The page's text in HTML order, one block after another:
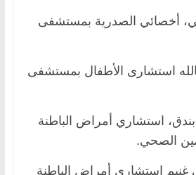
أخصائي الصدرية بمستشفى
استشارى الأطفال بمستشفى
بندق، استشاري أمراض الباطنة
الصحي.
غنيم استشاري أمراض الباطنة